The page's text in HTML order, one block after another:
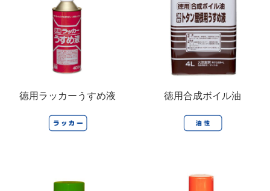
徳用ラッカーうすめ液 徳用合成ボイル油